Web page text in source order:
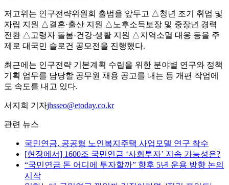
저고위는 인구전략위원회 출범을 앞두고 △청년 조기 취업 및
자립 지원 △결혼·출산 지원 △노후소득보장 및 중장년 경력
전환 △고령자 돌봄·건강·생활 지원 △지역소멸 대응 등을 주
제로 대국민 슬로건 공모전을 진행했다.
최근에는 인구전략 기본계획 수립을 위한 분야별 연구와 정책
기획 업무를 담당할 공무원 채용 공고를 내는 등 개편 작업에
도 속도를 내고 있다.
서지희 기자jhsseo@etoday.co.kr
관련 뉴스
국민연금, 공공형 노인복지주택 사업모델 연구 착수
[현장에서] 1600조 국민연금 ‘사회투자’ 지속 가능성은?
“국민연금 돈 어디에 투자할까” 향후 5년 운용 방향 논의
시작